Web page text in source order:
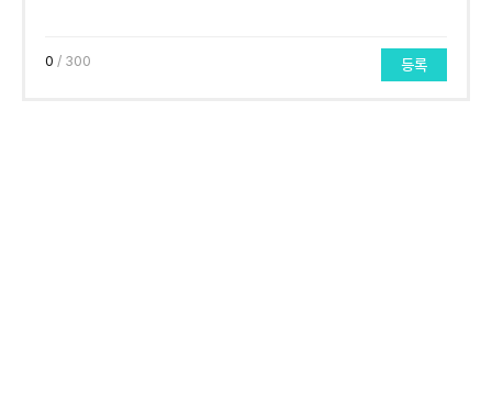
0 / 300 등록